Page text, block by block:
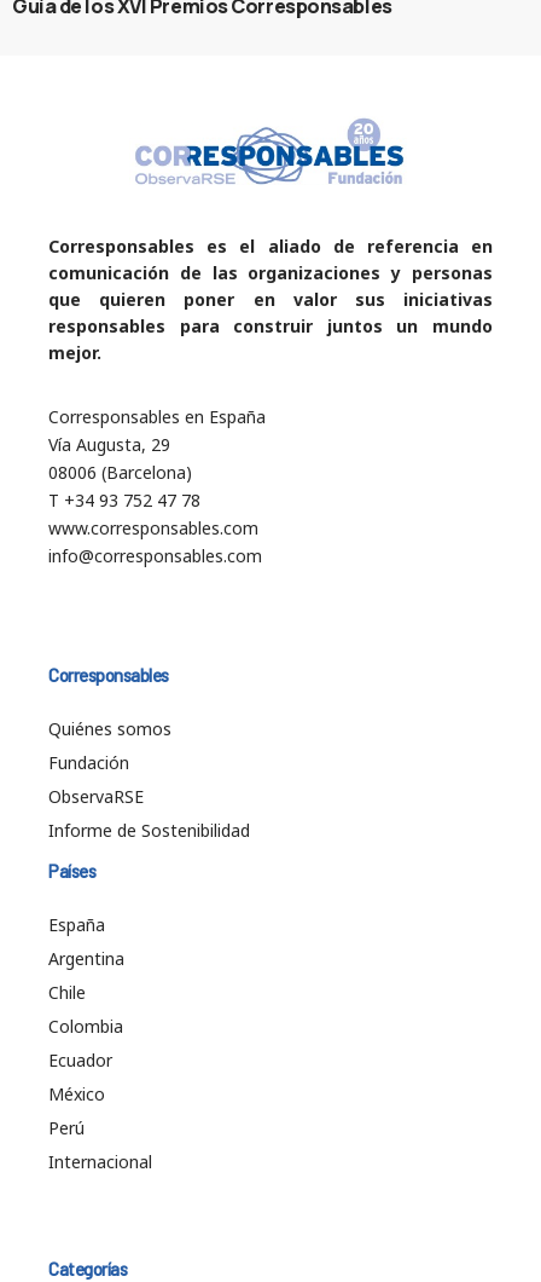
Guía de los XVI Premios Corresponsables
Corresponsables es el aliado de referencia en
comunicación de las organizaciones y personas
que quieren poner en valor sus iniciativas
responsables para construir juntos un mundo
mejor.
Corresponsables en España
Vía Augusta, 29
08006 (Barcelona)
T +34 93 752 47 78
www.corresponsables.com
info@corresponsables.com
Corresponsables
Quiénes somos
Fundación
ObservaRSE
Informe de Sostenibilidad
Países
España
Argentina
Chile
Colombia
Ecuador
México
Perú
Internacional
Categorías